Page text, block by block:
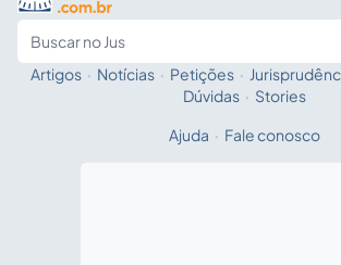
Fale com a IA
Artigos · Notícias · Petições ·
Dúvidas · Stories
Ajuda · Fale conosco